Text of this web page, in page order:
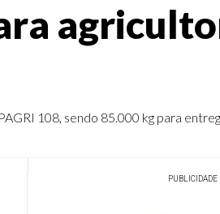
108, sendo 85.000 kg para
PUBLICIDADE